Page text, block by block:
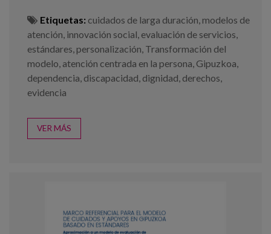
Etiquetas: cuidados de larga duración,modelos de
atención, innovación social, evaluación de servicios,
estándares,personalización, Transformación del
modelo, atención centrada en la persona, Gipuzkoa,
dependencia, discapacidad, dignidad, derechos,
evidencia
VER MÁS